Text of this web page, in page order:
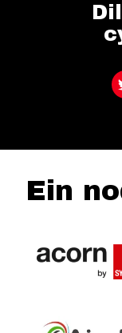
Ein